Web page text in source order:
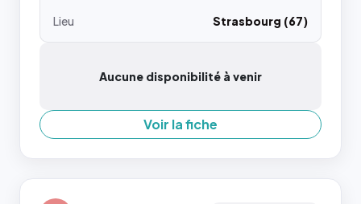
Lieu
Strasbourg (67)
Aucune disponibilité à venir
Voir la fiche